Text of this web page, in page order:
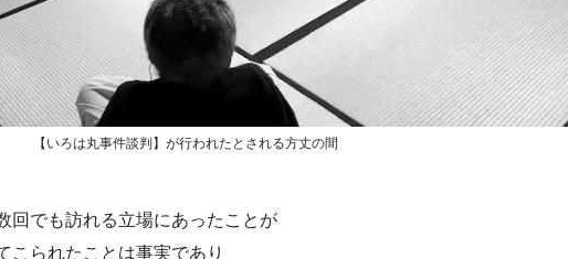
【いろは丸事件談判】が行われたとされる方丈の間
回でも訪れる立場にあったことが
こられたことは事実であり